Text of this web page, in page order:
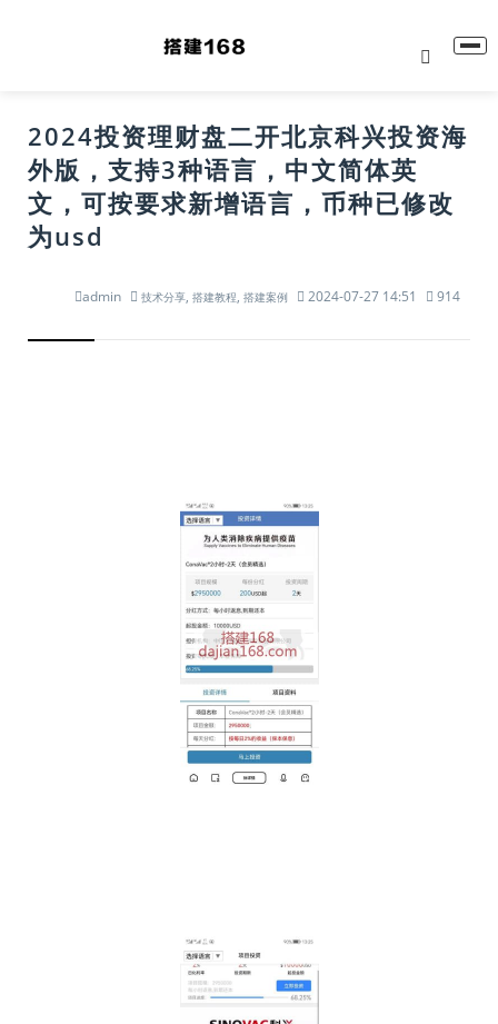
2024投资理财盘二开北京科兴投资海
外版，支持3种语言，中文简体英
文，可按要求新增语言，币种已修改
为usd
admin 技术分享, 搭建教程, 搭建案例 2024-07-27 14:51 914